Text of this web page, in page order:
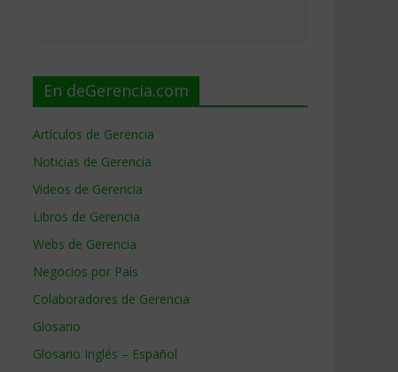
En deGerencia.com
Artículos de Gerencia
Noticias de Gerencia
Videos de Gerencia
Libros de Gerencia
Webs de Gerencia
Negocios por País
Colaboradores de Gerencia
Glosario
Glosario Inglés – Español